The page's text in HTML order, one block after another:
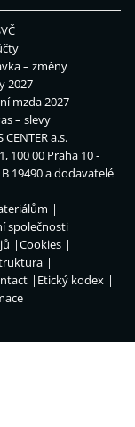
– změny
2027
mzda 2027
– slevy
CENTER a.s.
100 00 Praha 10 -
19490 a dodavatelé
společnosti
Cookies
Etický kodex